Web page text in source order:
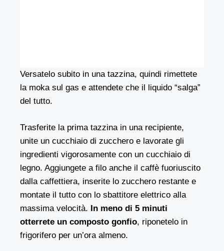
Versatelo subito in una tazzina, quindi rimettete
la moka sul gas e attendete che il liquido “salga”
del tutto.
Trasferite la prima tazzina in una recipiente,
unite un cucchiaio di zucchero e lavorate gli
ingredienti vigorosamente con un cucchiaio di
legno. Aggiungete a filo anche il caffè fuoriuscito
dalla caffettiera, inserite lo zucchero restante e
montate il tutto con lo sbattitore elettrico alla
massima velocità. In meno di 5 minuti
otterrete un composto gonfio, riponetelo in
frigorifero per un’ora almeno.